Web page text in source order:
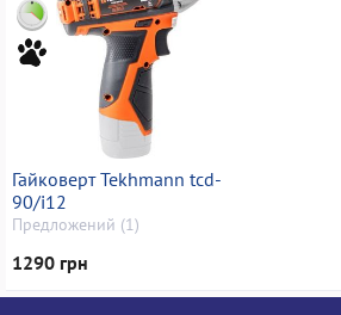
Гайковерт Tekhmann tcd-
90/i12
Предложений (1)
1290 грн